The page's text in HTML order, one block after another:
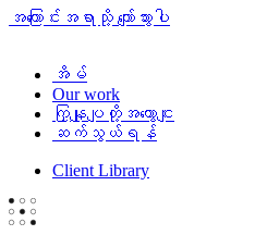
အကြောင်းအရာသို့ ကျော်သွားပါ
အိမ်
Our work
ကြှနျုပျတို့အကွောငျး
ဆက်သွယ်ရန်
Client Library